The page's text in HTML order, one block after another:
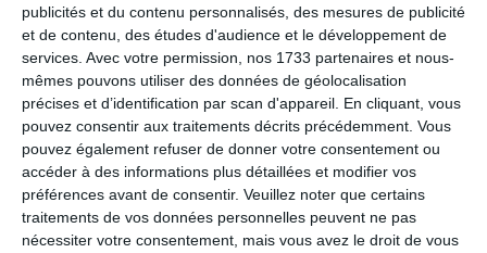
publicités et du contenu personnalisés, des mesures de publicité
et de contenu, des études d'audience et le développement de
services. Avec votre permission, nos 1733 partenaires et nous-
mêmes pouvons utiliser des données de géolocalisation
précises et d’identification par scan d'appareil. En cliquant, vous
pouvez consentir aux traitements décrits précédemment. Vous
pouvez également refuser de donner votre consentement ou
accéder à des informations plus détaillées et modifier vos
préférences avant de consentir. Veuillez noter que certains
traitements de vos données personnelles peuvent ne pas
nécessiter votre consentement, mais vous avez le droit de vous
Enfin, le télétravail impliqueconfiance et
responsabilisationde l’ensemble du collectif de travail.
Dans ce cadre, le Comité d’Hygiène et Sécurité des Conditions de
Travail a souhaité la constitution d’un groupe de travail qui propose
desoutils à destination des collectivités et établissements
qui souhaitent s’engager dans la mise en œuvre du télétravail. La
démarche de concertation et de co-construction mise en œuvre a
abouti à larédaction d'un guide et d'annexesqui y sont liées.